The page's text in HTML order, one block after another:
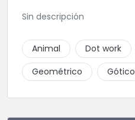
Sin descripción
Animal Dot work
Geométrico
Gótico